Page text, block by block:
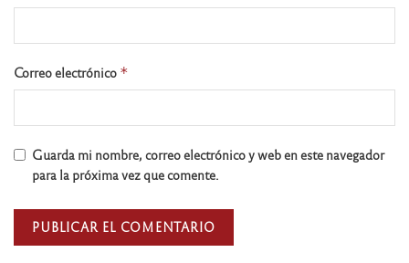
Correo electrónico *
Guarda mi nombre, correo electrónico y web en este navegador
para la próxima vez que comente.